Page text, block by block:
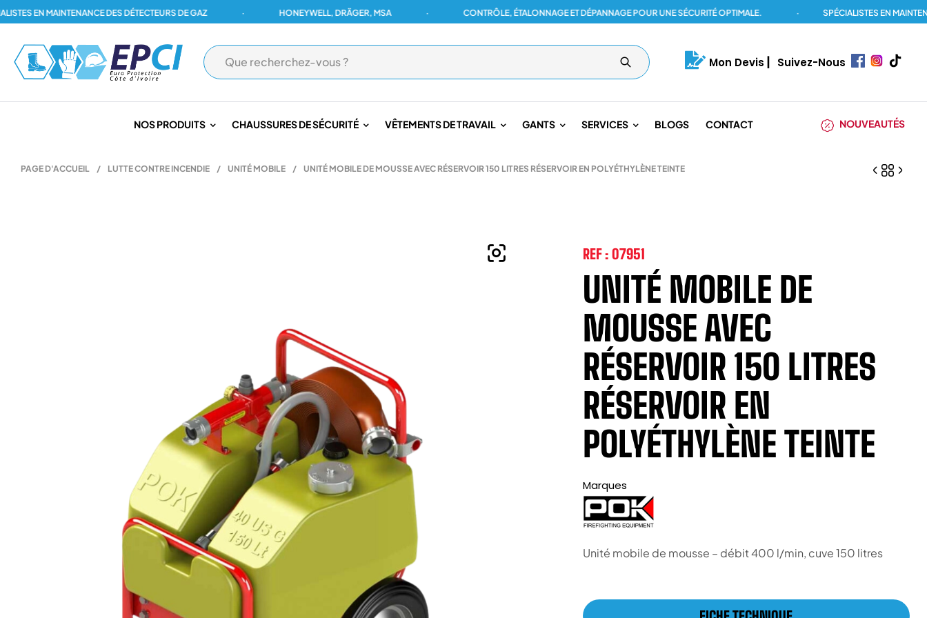
EN MAINTENANCE DES DÉTECTEURS DE GAZ HONEYWELL, DRÄGER, MSA CONTRÔLE, ÉTALONNAGE ET DÉPANNAGE POUR UNE SÉCURITÉ OPTIMALE. SPÉCIALISTES EN
Mon Devis Suivez-Nous
NOS PRODUITS CHAUSSURES DE SÉCURITÉ VÊTEMENTS DE TRAVAIL GANTS SERVICES BLOGS CONTACT NOUVEAUTÉS
PAGE D'ACCUEIL / LUTTE CONTRE INCENDIE / UNITÉ MOBILE / UNITÉ MOBILE DE MOUSSE AVEC RÉSERVOIR 150 LITRES RÉSERVOIR EN POLYÉTHYLÈNE TEINTE
REF : 07951
UNITÉ MOBILE DE
MOUSSE AVEC
RÉSERVOIR 150 LITRES
RÉSERVOIR EN
POLYÉTHYLÈNE TEINTE
Marques
Unité mobile de mousse – débit 400 l/min, cuve 150 litres